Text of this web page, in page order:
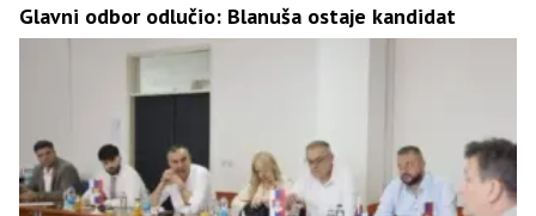
Glavni odbor odlučio: Blanuša ostaje kandidat